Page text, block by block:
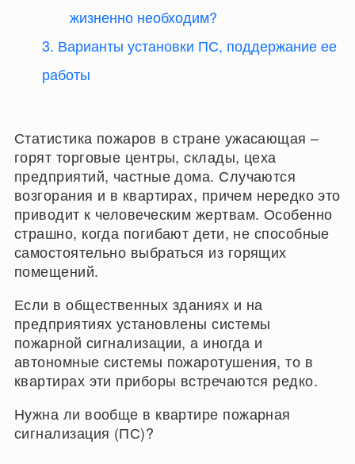
жизненно необходим?
3. Варианты установки ПС, поддержание ее
работы
Статистика пожаров в стране ужасающая –
горят торговые центры, склады, цеха
предприятий, частные дома. Случаются
возгорания и в квартирах, причем нередко это
приводит к человеческим жертвам. Особенно
страшно, когда погибают дети, не способные
самостоятельно выбраться из горящих
помещений.
Если в общественных зданиях и на
предприятиях установлены системы
пожарной сигнализации, а иногда и
автономные системы пожаротушения, то в
квартирах эти приборы встречаются редко.
Нужна ли вообще в квартире пожарная
сигнализация (ПС)?